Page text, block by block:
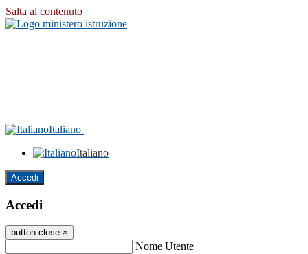
Salta al contenuto
Italiano
Italiano
Accedi
Accedi
button close ×
Nome Utente